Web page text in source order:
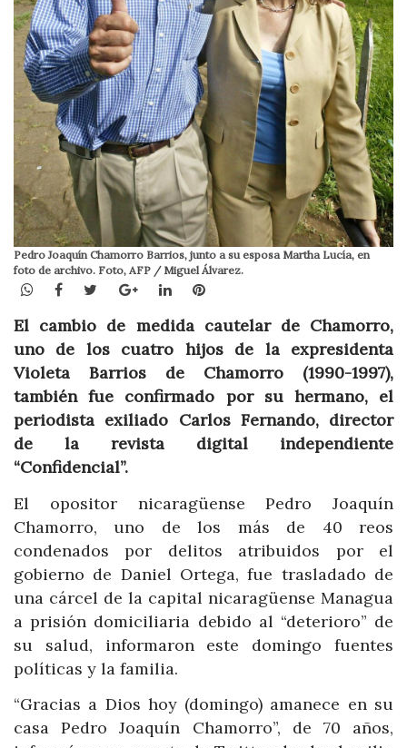
Pedro Joaquín Chamorro Barrios, junto a su esposa Martha Lucía, en
foto de archivo. Foto, AFP / Miguel Álvarez.
WhatsApp
Facebook
TwitterGoogle+LinkedInPinterest
El cambio de medida cautelar de Chamorro,
uno de los cuatro hijos de la expresidenta
Violeta Barrios de Chamorro (1990-1997),
también fue confirmado por su hermano, el
periodista exiliado Carlos Fernando, director
de la revista digital independiente
“Confidencial”.
El opositor nicaragüense Pedro Joaquín
Chamorro, uno de los más de 40 reos
condenados por delitos atribuidos por el
gobierno de Daniel Ortega, fue trasladado de
una cárcel de la capital nicaragüense Managua
a prisión domiciliaria debido al “deterioro” de
su salud, informaron este domingo fuentes
políticas y la familia.
“Gracias a Dios hoy (domingo) amanece en su
casa Pedro Joaquín Chamorro”, de 70 años,